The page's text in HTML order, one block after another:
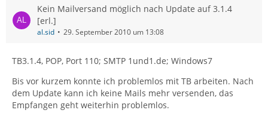
Kein Mailversand möglich nach Update auf 3.1.4
[erl.]
al.sid 29. September 2010 um 13:08
TB3.1.4, POP, Port 110; SMTP 1und1.de; Windows7
Bis vor kurzem konnte ich problemlos mit TB arbeiten. Nach
dem Update kann ich keine Mails mehr versenden, das
Empfangen geht weiterhin problemlos.